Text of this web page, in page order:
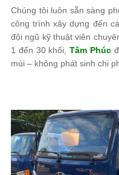
Chúng tôi luôn sẵn sàng
công trình xây dựng đến
đội ngũ kỹ thuật viên
1 đến 30 khối,Tâm Phúc
mùi – không phát sinh chi